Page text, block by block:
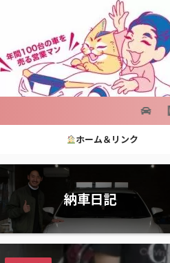
【車のグレードか
ホーム＆リンク
納車日記